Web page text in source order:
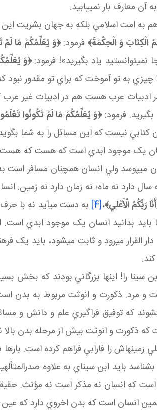
معارف بار نمي يابيد.
امت اسلامي بلکه به جهان بشريت
الْكِتَابَ وَ الْحِكْمَةَ﴾ فرمود:﴿وَ يُعَلِّمُكُمْ مَا لَمْ
توانستيد ياد بگيريد»! فرمود:﴿وَ
چيزي به تو آموخت که براي تو مقدور نبود
ادبيات عرب هست هم در ادبيات غير
فرمود:﴿وَ يُعَلِّمُكُمْ مَا لَمْ تَكُونُوا
کتابي نيست که اين مسائل را به شما
يک موجود ابدي است که هست که هست
پوسد ولي انسان همچنان مسافر است به
سال دارد نه ماه؛ نه زمان دارد نه
أَنَا رَبُّكُمُ الْأَعْلي﴾،[4] به دست مي آيد نه با
بدانيد انسان يک موجود ابدي
مي رود و ثابت مي شود، بايد يک
را! اينها بزرگاني بودند که بخش
ذکورت و انوثت مربوط به بدن
که توفيق فراگيري علم و دانش و
ذکورت و انوثت بيش از مرحله بدن بالا
زمينه اش را فارابي فراهم کرده است.
بايد ابن سيناي به علاوه
که انسان نه مذکر است نه مؤنث.
انسان است که بدن اخروي دارد که عين